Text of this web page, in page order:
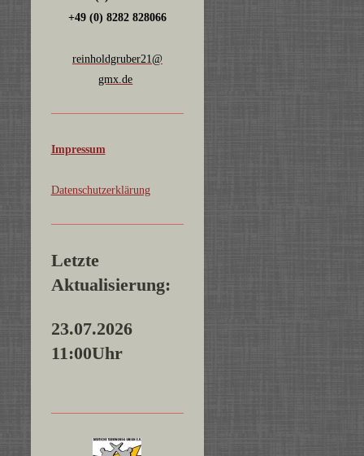
+49 (0) 8282 828066
reinholdgruber21@
gmx.de
Impressum
Datenschutzerklärung
Letzte
Aktualisierung:
23.07.2026
11:00Uhr